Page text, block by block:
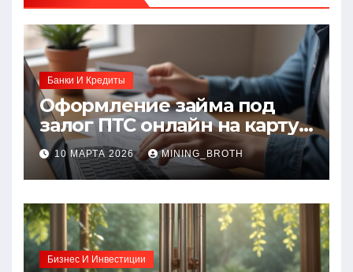
Банки И Кредиты
Оформление займа под
залог ПТС онлайн на карту
без визита в офис: порядок,
требования и документы
10 МАРТА 2026 MINING_BROTH
Бизнес И Инвестиции